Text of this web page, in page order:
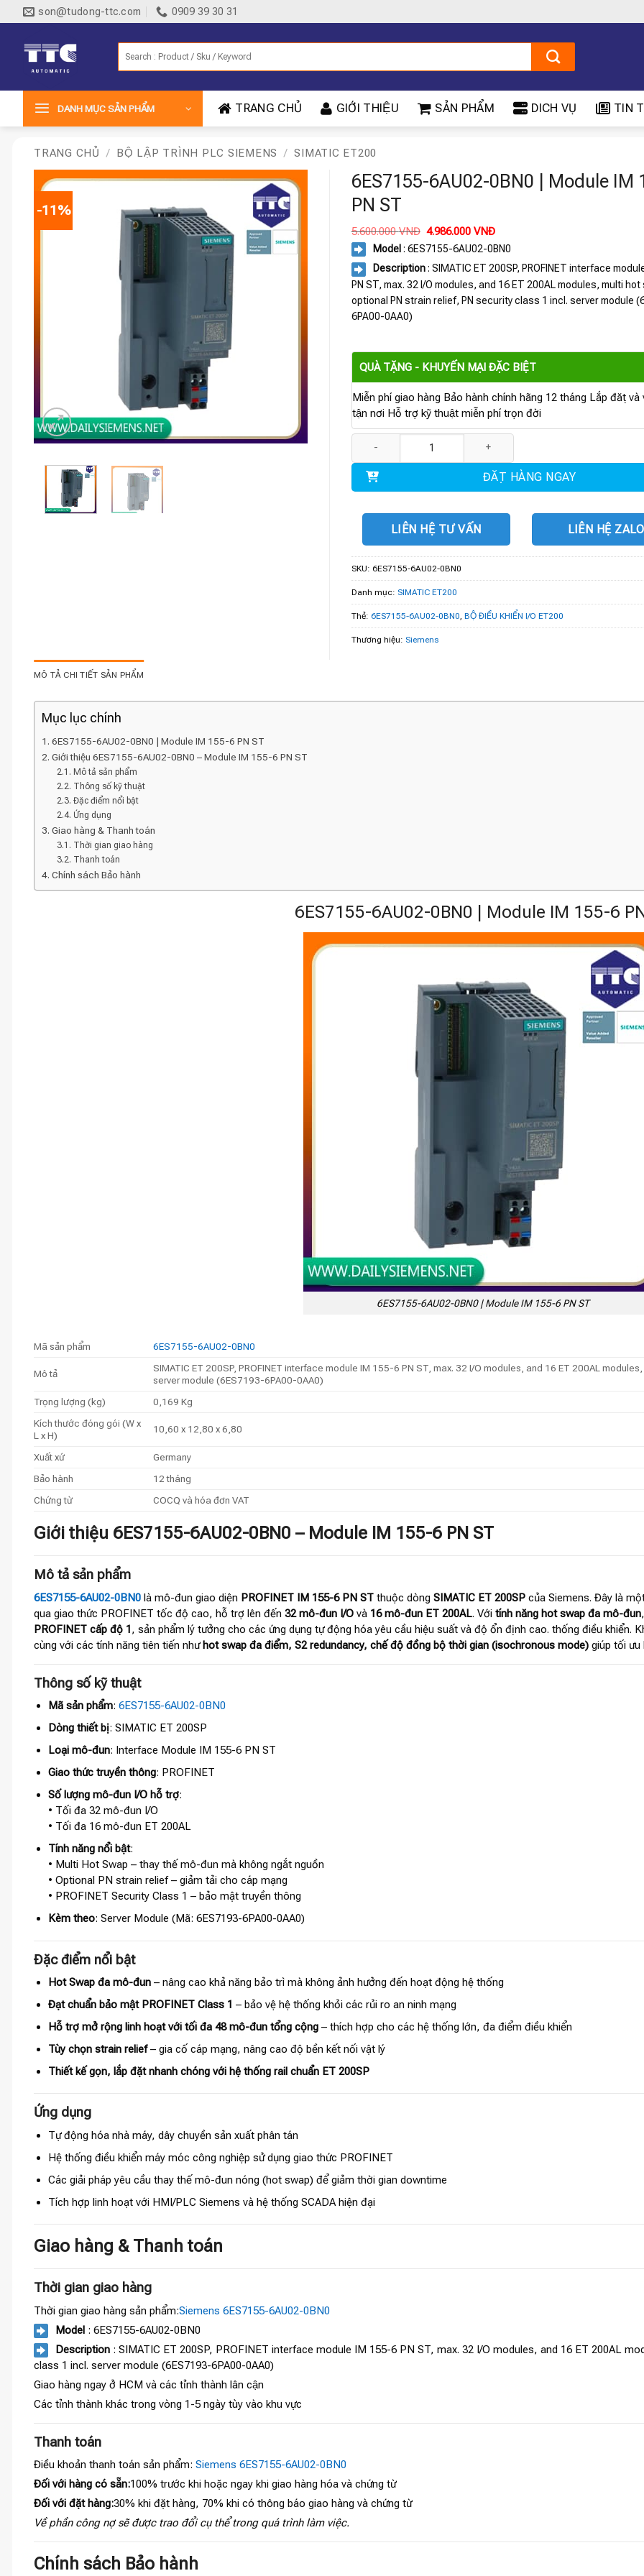
qua
son@tudong-ttc.com 0909 39 30 31
DANH MỤC SẢN PHẨM TRANG CHỦ GIỚI THIỆU SẢN PHẨM DICH VỤ TIN
TRANG CHỦ / BỘ LẬP TRÌNH PLC SIEMENS / SIMATIC ET200
-11%
6ES7155-6AU02-0BN0 | Module IM
PN ST
5.600.000VNĐ Giá
gốc
là:
5.600.000 VNĐ.
4.986.000VNĐGiá
hiện
tại
là:
4.986.000 VNĐ.
Model : 6ES7155-6AU02-0BN0
Description: SIMATIC ET 200SP, PROFINET interface
PN ST, max. 32 I/O modules, and 16 ET 200AL modules, multi
optional PN strain relief, PN security class 1 incl. server module
6PA00-0AA0)
QUÀ TẶNG - KHUYẾN MẠI ĐẶC BIỆT
Miễn phí giao hàng Bảo hành chính hãng 12 tháng Lắp đặt và
tận nơi Hỗ trợ kỹ thuật miễn phí trọn đời
ĐẶT HÀNG NGAY
LIÊN HỆ TƯ VẤN LIÊN HỆ ZALO
SKU: 6ES7155-6AU02-0BN0
Danh mục: SIMATIC ET200
Thẻ: 6ES7155-6AU02-0BN0 BỘ ĐIỀU KHIỂN I/O ET200
Thương hiệu: Siemens
MÔ TẢ CHI TIẾT SẢN PHẨM
Mục lục chính
6ES7155-6AU02-0BN0 | Module IM 155-6 PN ST
Giới thiệu 6ES7155-6AU02-0BN0 – Module IM 155-6 PN ST
Mô tả sản phẩm
Thông số kỹ thuật
Đặc điểm nổi bật
Ứng dụng
Giao hàng & Thanh toán
Thời gian giao hàng
Thanh toán
Chính sách Bảo hành
6ES7155-6AU02-0BN0 | Module IM 155-6
6ES7155-6AU02-0BN0 | Module IM 155-6 PN ST
Mã sản phẩm 6ES7155-6AU02-0BN0
Mô tả
SIMATIC ET 200SP, PROFINET interface module IM 155-6 PN ST, max. 32 I/O modules, and 16 ET 200AL
server module (6ES7193-6PA00-0AA0)
Trọng lượng (kg)
0,169 Kg
Kích thước đóng gói (W x
L x H)
10,60 x 12,80 x 6,80
Xuất xứ
Germany
Bảo hành
12 tháng
Chứng từ
COCQ và hóa đơn VAT
Giới thiệu 6ES7155-6AU02-0BN0 – Module IM 155-6 PN ST
Mô tả sản phẩm
6ES7155-6AU02-0BN0 là mô-đun giao diện PROFINET IM 155-6 PN ST thuộc dòng SIMATIC ET 200SP của Siemens. Đây là
qua giao thức PROFINET tốc độ cao, hỗ trợ lên đến 32 mô-đun I/O và 16 mô-đun ET 200AL. Với tính năng hot swap đa mô-đun
PROFINET cấp độ 1, sản phẩm lý tưởng cho các ứng dụng tự động hóa yêu cầu hiệu suất và độ ổn định cao. thống điều khiển.
cùng với các tính năng tiên tiến nhưhot swap đa điểm, S2 redundancy, chế độ đồng bộ thời gian (isochronous mode) giúp tối ưu
Thông số kỹ thuật
Mã sản phẩm: 6ES7155-6AU02-0BN0
Dòng thiết bị: SIMATIC ET 200SP
Loại mô-đun: Interface Module IM 155-6 PN ST
Giao thức truyền thông: PROFINET
Số lượng mô-đun I/O hỗ trợ:
• Tối đa 32 mô-đun I/O
• Tối đa 16 mô-đun ET 200AL
Tính năng nổi bật:
• Multi Hot Swap – thay thế mô-đun mà không ngắt nguồn
• Optional PN strain relief – giảm tải cho cáp mạng
• PROFINET Security Class 1 – bảo mật truyền thông
Kèm theo: Server Module (Mã: 6ES7193-6PA00-0AA0)
Đặc điểm nổi bật
Hot Swap đa mô-đun– nâng cao khả năng bảo trì mà không ảnh hưởng đến hoạt động hệ thống
Đạt chuẩn bảo mật PROFINET Class 1 – bảo vệ hệ thống khỏi các rủi ro an ninh mạng
Hỗ trợ mở rộng linh hoạt với tối đa 48 mô-đun tổng cộng– thích hợp cho các hệ thống lớn, đa điểm điều khiển
Tùy chọn strain relief– gia cố cáp mạng, nâng cao độ bền kết nối vật lý
Thiết kế gọn, lắp đặt nhanh chóng với hệ thống rail chuẩn ET 200SP
Ứng dụng
Tự động hóa nhà máy, dây chuyền sản xuất phân tán
Hệ thống điều khiển máy móc công nghiệp sử dụng giao thức PROFINET
Các giải pháp yêu cầu thay thế mô-đun nóng (hot swap) để giảm thời gian downtime
Tích hợp linh hoạt với HMI/PLC Siemens và hệ thống SCADA hiện đại
Giao hàng & Thanh toán
Thời gian giao hàng
Thời gian giao hàng sản phẩm:Siemens 6ES7155-6AU02-0BN0
Model : 6ES7155-6AU02-0BN0
Description : SIMATIC ET 200SP, PROFINET interface module IM 155-6 PN ST, max. 32 I/O modules, and 16 ET 200AL
class 1 incl. server module (6ES7193-6PA00-0AA0)
Giao hàng ngay ở HCM và các tỉnh thành lân cận
Các tỉnh thành khác trong vòng 1-5 ngày tùy vào khu vực
Thanh toán
Điều khoản thanh toán sản phẩm: Siemens 6ES7155-6AU02-0BN0
Đối với hàng có sẵn:100% trước khi hoặc ngay khi giao hàng hóa và chứng từ
Đối với đặt hàng:30% khi đặt hàng, 70% khi có thông báo giao hàng và chứng từ
Về phần công nợ sẽ được trao đổi cụ thể trong quá trình làm việc.
Chính sách Bảo hành